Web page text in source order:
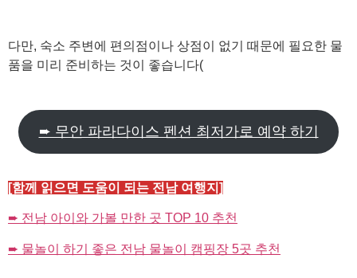
다만, 숙소 주변에 편의점이나 상점이 없기 때문에 필요한 물
품을 미리 준비하는 것이 좋습니다​(
➨ 무안 파라다이스 펜션 최저가로 예약 하기
[함께 읽으면 도움이 되는 전남 여행지]
➨ 전남 아이와 가볼 만한 곳 TOP 10 추천
➨ 물놀이 하기 좋은 전남 물놀이 캠핑장 5곳 추천